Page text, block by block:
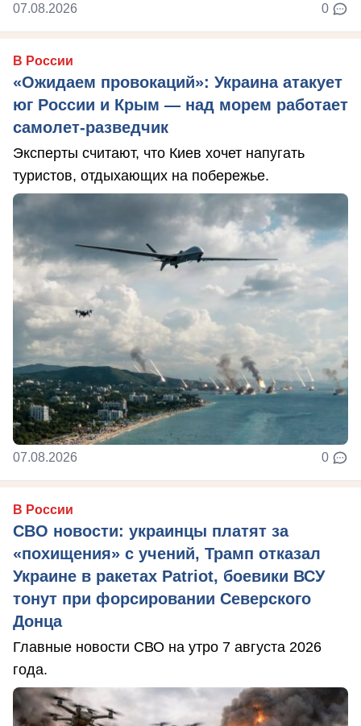
07.08.2026 0
В России
«Ожидаем провокаций»: Украина атакует
юг России и Крым — над морем работает
самолет-разведчик
Эксперты считают, что Киев хочет напугать
туристов, отдыхающих на побережье.
07.08.2026 0
В России
СВО новости: украинцы платят за
«похищения» с учений, Трамп отказал
Украине в ракетах Patriot, боевики ВСУ
тонут при форсировании Северского
Донца
Главные новости СВО на утро 7 августа 2026
года.